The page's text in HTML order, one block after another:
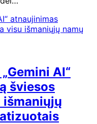
AI“
šviesos